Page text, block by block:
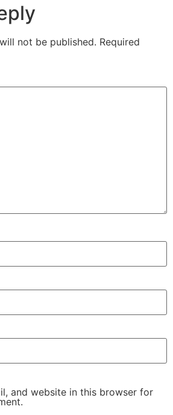
not be published. Required
and website in this browser for